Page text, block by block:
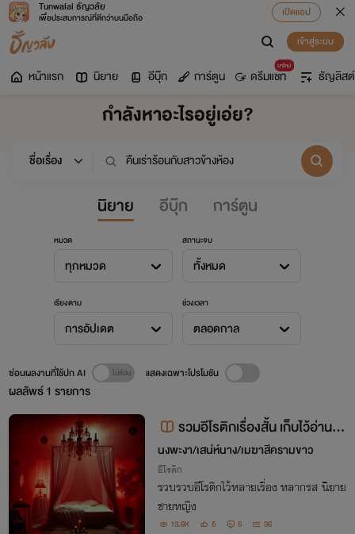
Tunwalai ธัญวลัย
เพื่อประสบการณ์ที่ดีกว่าบนมือถือ
เปิดแอป
เข้าสู่ระบบ
หน้าแรก นิยาย อีบุ๊ก การ์ตูน
มาใหม่
ดรีมแชท ธัญลิสต์
กำลังหาอะไรอยู่เอ่ย?
นิยาย อีบุ๊ก การ์ตูน
หมวด
ทุกหมวด
สถานะจบ
ทั้งหมด
เรียงตาม
การอัปเดต
ช่วงเวลา
ตลอดกาล
ผลลัพธ์1 รายการ
ซ่อนผลงานที่ใช้ปก AI แสดงเฉพาะโปรโมชัน
รวมอีโรติกเรื่องสั้น เก็บไว้อ่านก่
อนนอน
นงพะงา/เสน่ห์นาง/เมฆาสีครามขาว
อีโรติก
รวบรวบอีโรติกไว้หลายเรื่อง หลากรส นิยาย
ชายหญิง
13.9K 5 5 36